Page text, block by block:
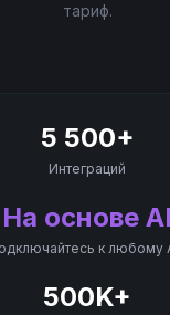
тариф.
5 500+
Интеграций
На основе AI
к любому
500K+